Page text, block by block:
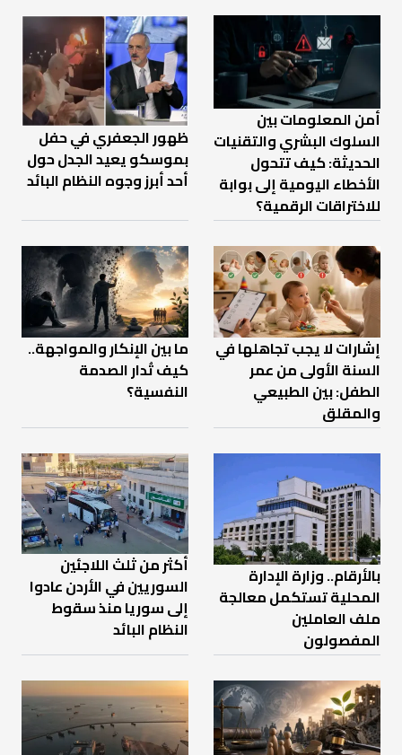
أمن المعلومات بين
السلوك البشري والتقنيات
الحديثة: كيف تتحول
الأخطاء اليومية إلى بوابة
للاختراقات الرقمية؟
ظهور الجعفري في حفل
بموسكو يعيد الجدل حول
أحد أبرز وجوه النظام البائد
إشارات لا يجب تجاهلها في
السنة الأولى من عمر
الطفل: بين الطبيعي
والمقلق
ما بين الإنكار والمواجهة..
كيف تُدار الصدمة
النفسية؟
بالأرقام.. وزارة الإدارة
المحلية تستكمل معالجة
ملف العاملين
المفصولون
أكثر من ثلث اللاجئين
السوريين في الأردن عادوا
إلى سوريا منذ سقوط
النظام البائد